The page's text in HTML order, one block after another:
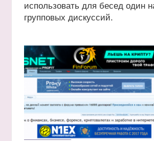
использовать для бесед один
групповых дискуссий.